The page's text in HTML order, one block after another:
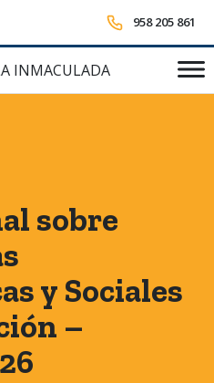
958 205 861
INMACULADA
sobre
y Sociales
–